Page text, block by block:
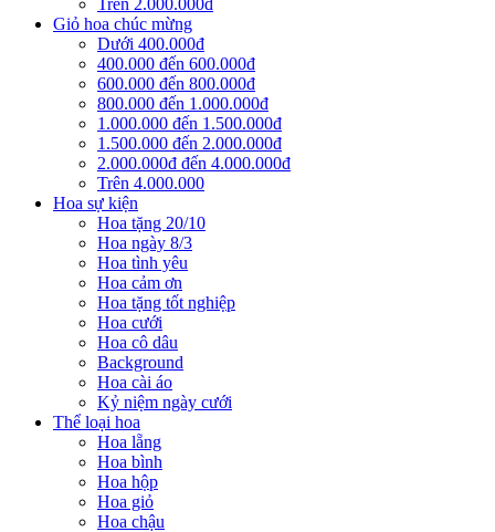
Trên 2.000.000đ
Giỏ hoa chúc mừng
Dưới 400.000đ
400.000 đến 600.000đ
600.000 đến 800.000đ
800.000 đến 1.000.000đ
1.000.000 đến 1.500.000đ
1.500.000 đến 2.000.000đ
2.000.000đ đến 4.000.000đ
Trên 4.000.000
Hoa sự kiện
Hoa tặng 20/10
Hoa ngày 8/3
Hoa tình yêu
Hoa cảm ơn
Hoa tặng tốt nghiệp
Hoa cưới
Hoa cô dâu
Background
Hoa cài áo
Kỷ niệm ngày cưới
Thể loại hoa
Hoa lẵng
Hoa bình
Hoa hộp
Hoa giỏ
Hoa chậu